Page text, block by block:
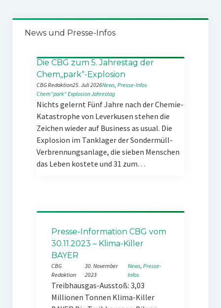
News und Presse-Infos
Die CBG zum 5. Jahrestag der
Chem„park“-Explosion
CBG Redaktion25. Juli 2026News, Presse-Infos
Chem“park“ExplosionJahrestag
Nichts gelernt Fünf Jahre nach der Chemie-
Katastrophe von Leverkusen stehen die
Zeichen wieder auf Business as usual. Die
Explosion im Tanklager der Sondermüll-
Verbrennungsanlage, die sieben Menschen
das Leben kostete und 31 zum…
Presse-Information CBG vom
30.11.2023 – Klima-Killer
BAYER
CBG
Redaktion
30. November
2023
News, Presse-
Infos
Treibhausgas-Ausstoß: 3,03
Millionen Tonnen Klima-Killer